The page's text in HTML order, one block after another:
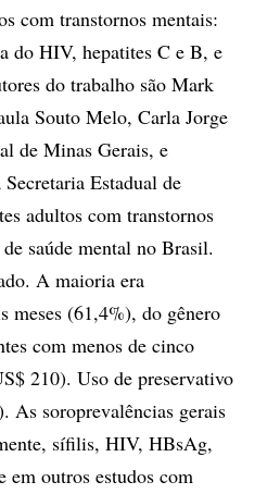
com transtornos mentais:
do HIV, hepatites C e B, e
do trabalho são Mark
Souto Melo, Carla Jorge
de Minas Gerais, e
Estadual de
adultos com transtornos
saúde mental no Brasil.
A maioria era
meses (61,4%), do gênero
com menos de cinco
210). Uso de preservativo
As soroprevalências gerais
sífilis, HIV, HBsAg,
em outros estudos com